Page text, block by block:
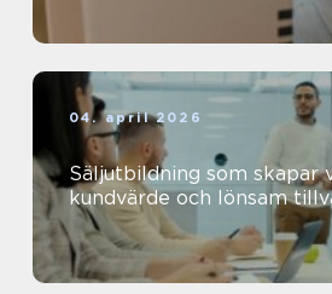
04. april 2026
Säljutbildning som skapar
kundvärde och lönsam